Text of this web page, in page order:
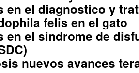
en el diagnostico y
felis en el gato
en el sindrome de
nuevos avances